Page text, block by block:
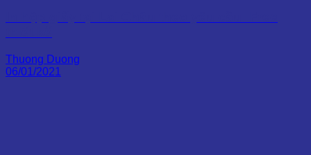
Thuong Duong
06/01/2021